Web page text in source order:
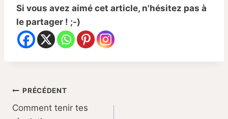
Si vous avez aimé cet article, n'hésitez pas à
le partager ! ;-)
Navigation
de
PRÉCÉDENT
Comment tenir tes